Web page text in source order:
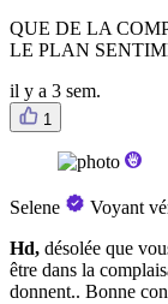
QUE DE LA
LE PLAN
il y a 3 sem.
1
Selene
Voyant
Hd, désolée que
être dans la
donnent.. Bonne